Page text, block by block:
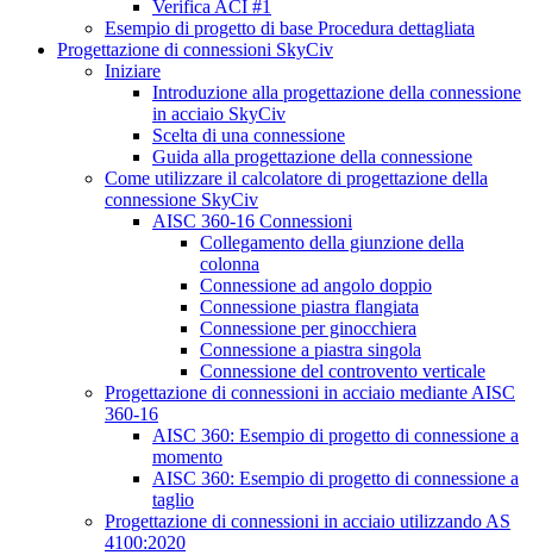
Verifica ACI #1
Esempio di progetto di base Procedura dettagliata
Progettazione di connessioni SkyCiv
Iniziare
Introduzione alla progettazione della connessione
in acciaio SkyCiv
Scelta di una connessione
Guida alla progettazione della connessione
Come utilizzare il calcolatore di progettazione della
connessione SkyCiv
AISC 360-16 Connessioni
Collegamento della giunzione della
colonna
Connessione ad angolo doppio
Connessione piastra flangiata
Connessione per ginocchiera
Connessione a piastra singola
Connessione del controvento verticale
Progettazione di connessioni in acciaio mediante AISC
360-16
AISC 360: Esempio di progetto di connessione a
momento
AISC 360: Esempio di progetto di connessione a
taglio
Progettazione di connessioni in acciaio utilizzando AS
4100:2020